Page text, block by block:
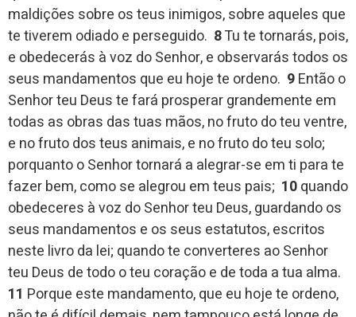
maldições sobre os teus inimigos, sobre aqueles que
te tiverem odiado e perseguido. 8Tu te tornarás, pois,
e obedecerás à voz do Senhor, e observarás todos os
seus mandamentos que eu hoje te ordeno. 9Então o
Senhor teu Deus te fará prosperar grandemente em
todas as obras das tuas mãos, no fruto do teu ventre,
e no fruto dos teus animais, e no fruto do teu solo;
porquanto o Senhor tornará a alegrar-se em ti para te
fazer bem, como se alegrou em teus pais; 10quando
obedeceres à voz do Senhor teu Deus, guardando os
seus mandamentos e os seus estatutos, escritos
neste livro da lei; quando te converteres ao Senhor
teu Deus de todo o teu coração e de toda a tua alma.
11 Porque este mandamento, que eu hoje te ordeno,